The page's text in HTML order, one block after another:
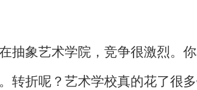
抽象艺术学院，竞争很激烈。
转折呢？艺术学校真的花了很